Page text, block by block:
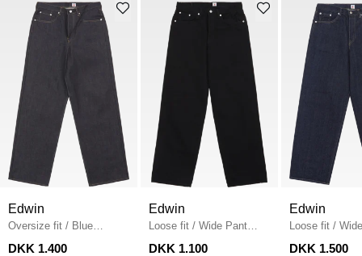
Edwin
Oversize fit / Blue
unwashed Jeans
DKK 1.400
Edwin
Loose fit / Wide Pant
I035105.89.99
DKK 1.100
Edwin
Loose fit /
RINSED
DKK 1.500